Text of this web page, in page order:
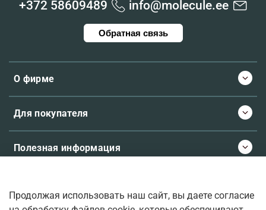
О фирме
Для покупателя
Полезная информация
+372 58609489 info@molecule.ee
Обратная связь
© 2026 Molecule.ee. Все права защищены
Продолжая использовать наш сайт, вы даете согласие